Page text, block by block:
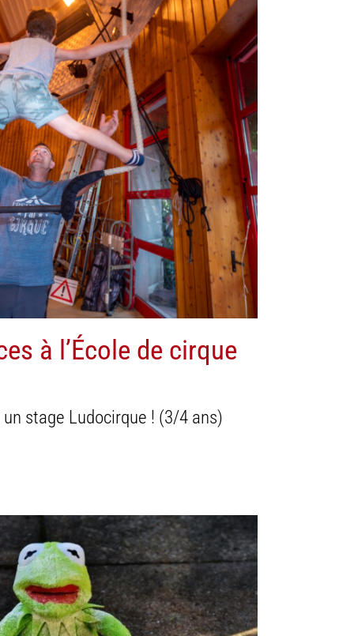
Culture Enfance
à l’École de cirque
stage Ludocirque ! (3/4 ans)